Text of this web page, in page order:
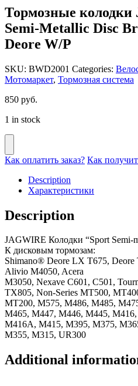
Тормозные колодки
Semi-Metallic Disc
Deore W/P
SKU: BWD2001 Categories:
Мотомаркет, Тормозная система
850 руб.
1 in stock
Как оплатить заказ? Как
Description
Характеристики
Description
JAGWIRE Колодки “Sport Semi-
К дисковым тормозам:
Shimano® Deore LX T675,
Alivio M4050, Acera
M3050, Nexave C601, C501,
TX805, Non-Series MT500,
MT200, M575, M486, M485,
M465, M447, M446, M445, M416,
M416A, M415, M395, M375,
M355, M315, UR300
Additional